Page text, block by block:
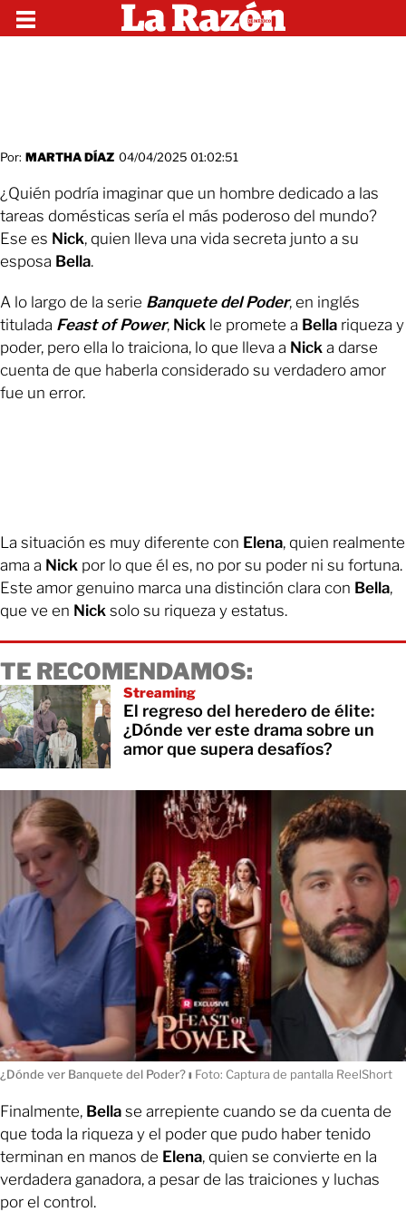
Por: MARTHA DÍAZ 04/04/2025 01:02:51
¿Quién podría imaginar que un hombre dedicado a las
tareas domésticas sería el más poderoso del mundo?
Ese es Nick, quien lleva una vida secreta junto a su
esposa Bella.
A lo largo de la serie Banquete del Poder, en inglés
titulada Feast of Power, Nick le promete a Bella riqueza y
poder, pero ella lo traiciona, lo que lleva a Nick a darse
cuenta de que haberla considerado su verdadero amor
fue un error.
La situación es muy diferente con Elena, quien realmente
ama a Nick por lo que él es, no por su poder ni su fortuna.
Este amor genuino marca una distinción clara con Bella,
que ve en Nick solo su riqueza y estatus.
TE RECOMENDAMOS:
Streaming
El regreso del heredero de élite:
¿Dónde ver este drama sobre un
amor que supera desafíos?
¿Dónde ver Banquete del Poder?ı Foto: Captura de pantalla ReelShort
Finalmente, Bella se arrepiente cuando se da cuenta de
que toda la riqueza y el poder que pudo haber tenido
terminan en manos de Elena, quien se convierte en la
verdadera ganadora, a pesar de las traiciones y luchas
por el control.